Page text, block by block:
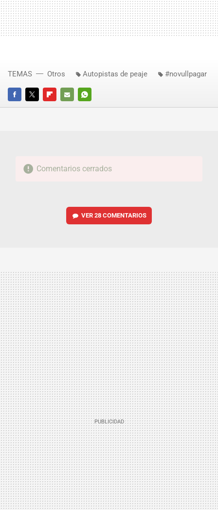
FACEBOOKTWITTERFLIPBOARD
E-
WHATSAPP
TEMAS Otros Autopistas de peaje #novullpagar
Comentarios cerrados
VER 28 COMENTARIOS